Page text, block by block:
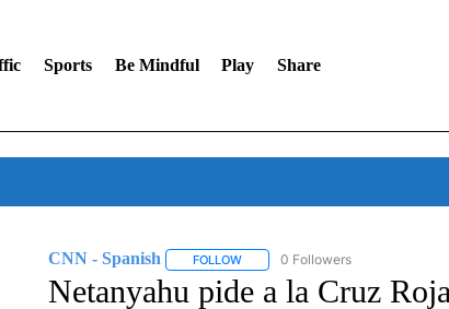
Sports Be Mindful Play Share
CNN - Spanish FOLLOWFOLLOW "CNN - SPANISH" TO
0 Followers
Netanyahu pide a la Cruz